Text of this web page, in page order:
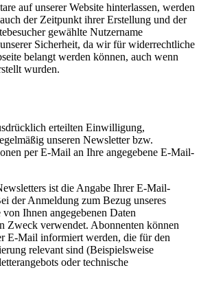
auf unserer Website hinterlassen, werden
der Zeitpunkt ihrer Erstellung und der
gewählte Nutzername
Sicherheit, da wir für widerrechtliche
belangt werden können, auch wenn
wurden.
erteilten Einwilligung,
unseren Newsletter bzw.
per E-Mail an Ihre angegebene E-Mail-
ist die Angabe Ihrer E-Mail-
der Anmeldung zum Bezug unseres
Ihnen angegebenen Daten
Zweck verwendet. Abonnenten können
E-Mail informiert werden, die für den
relevant sind (Beispielsweise
oder technische